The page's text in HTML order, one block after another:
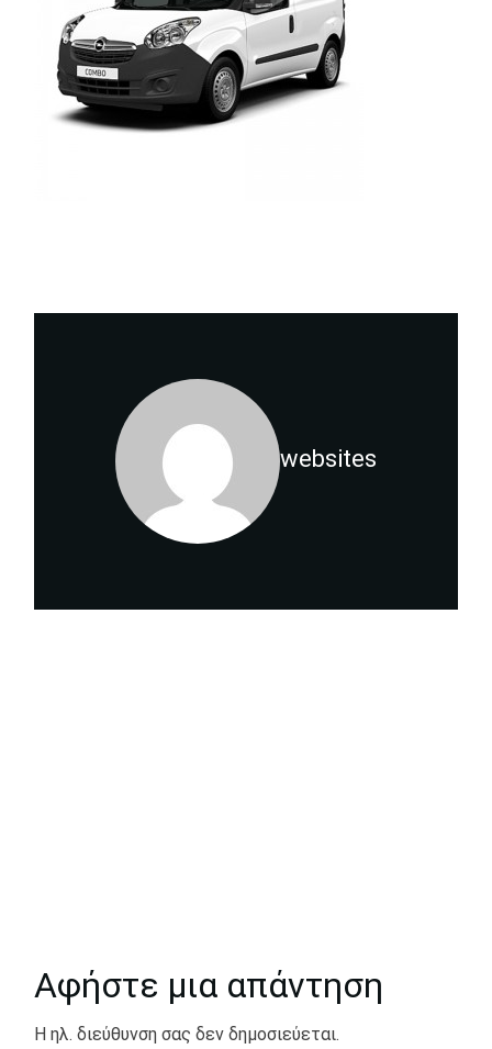
websites
Αφήστε μια απάντηση
Η ηλ. διεύθυνση σας δεν δημοσιεύεται.